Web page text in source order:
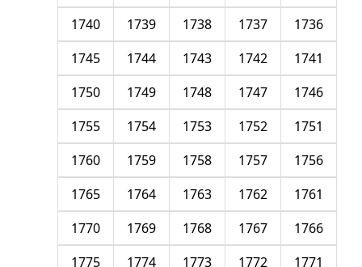
1736
1737
1738
1739
1740
1741
1742
1743
1744
1745
1746
1747
1748
1749
1750
1751
1752
1753
1754
1755
1756
1757
1758
1759
1760
1761
1762
1763
1764
1765
1766
1767
1768
1769
1770
1771
1772
1773
1774
1775